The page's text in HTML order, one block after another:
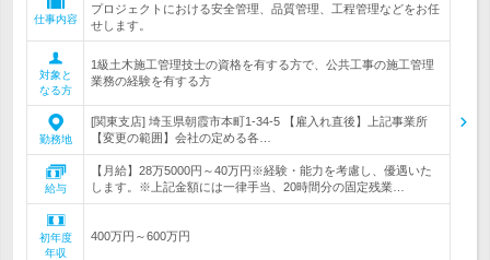
仕事内容
プロジェクトにおける安全管理、品質管理、工程管理などをお任
せします。
対象と
なる方
1級土木施工管理技士の資格を有する方で、公共工事の施工管理
業務の経験を有する方
勤務地
[関東支店] 埼玉県朝霞市本町1-34-5 【雇入れ直後】上記事業所
【変更の範囲】会社の定める各…
給与
【月給】28万5000円～40万円※経験・能力を考慮し、優遇いた
します。※上記金額には一律手当、20時間分の固定残業…
初年度
年収
400万円～600万円